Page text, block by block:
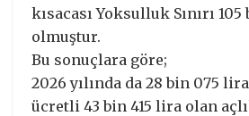
kısacası Yoksulluk Sınırı
olmuştur.
Bu sonuçlara göre;
2026 yılında da 28 bin 075
ücretli 43 bin 415 lira olan